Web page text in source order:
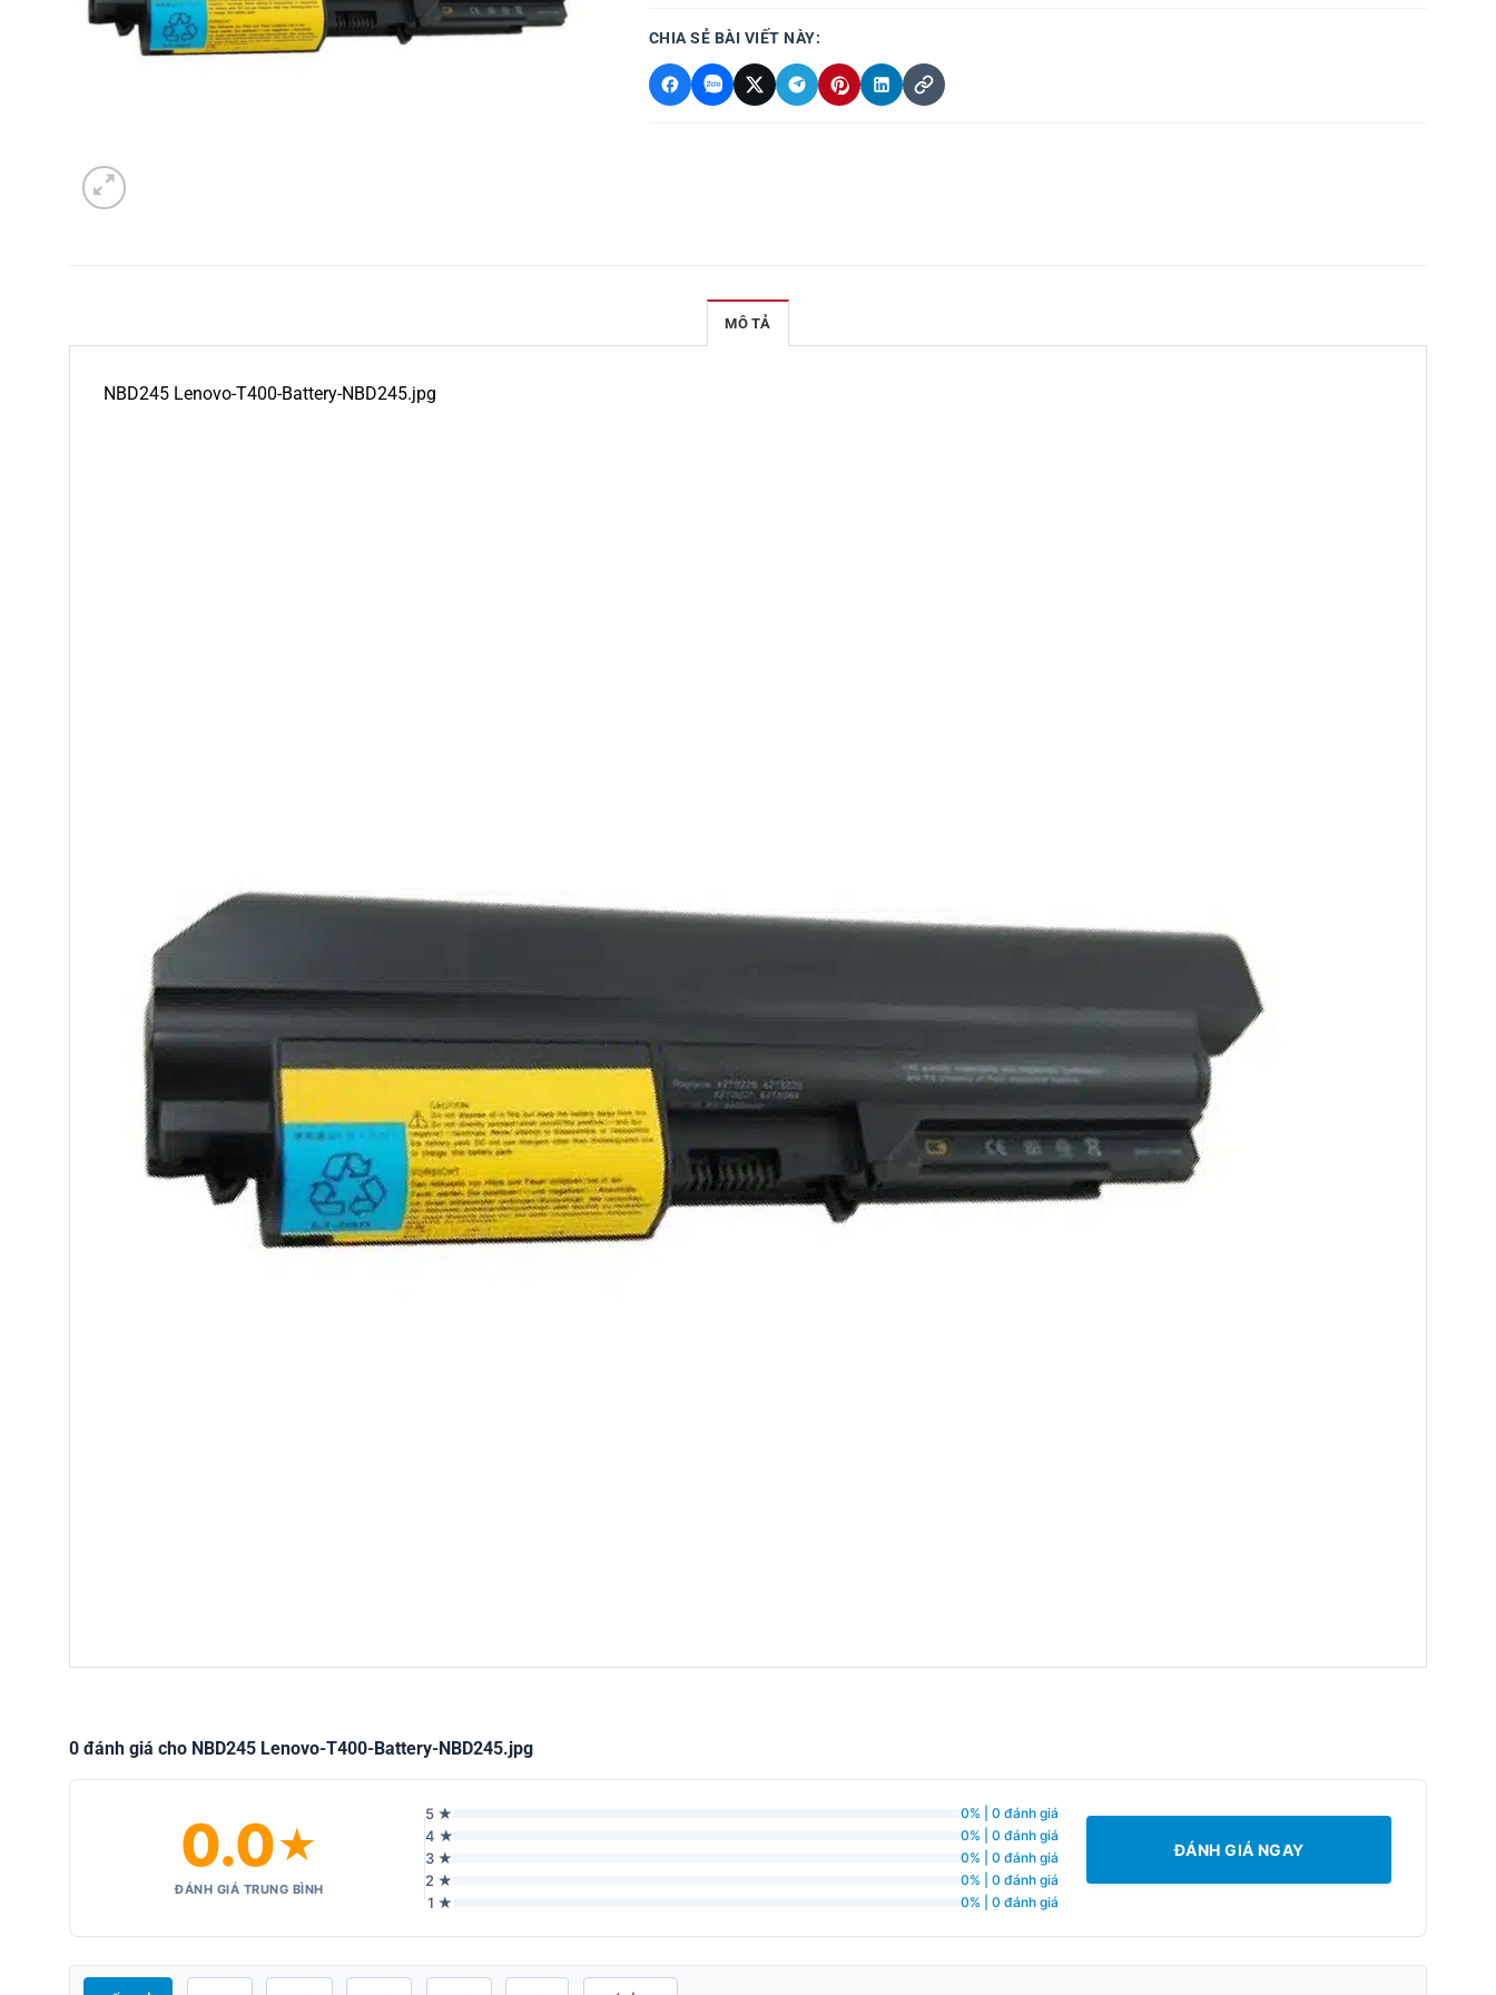
CHIA SẺ BÀI VIẾT NÀY:
MÔ TẢ
NBD245 Lenovo-T400-Battery-NBD245.jpg
0 đánh giá cho NBD245 Lenovo-T400-Battery-NBD245.jpg
0.0★
ĐÁNH GIÁ TRUNG BÌNH
5 ★ 0% | 0 đánh giá
4 ★ 0% | 0 đánh giá
3 ★ 0% | 0 đánh giá
2 ★ 0% | 0 đánh giá
1 ★ 0% | 0 đánh giá
ĐÁNH GIÁ NGAY